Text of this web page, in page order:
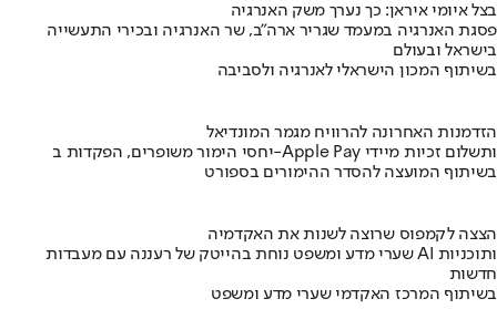
בצל איומי איראן: כך נערך משק האנרגיה
פסגת האנרגיה במעמד שגריר ארה"ב, שר האנרגיה ובכירי התעשייה
בישראל ובעולם
בשיתוף המכון הישראלי לאנרגיה ולסביבה
הזדמנות האחרונה להרוויח מגמר המונדיאל
יחסי הימור משופרים, הפקדות ב-Apple Pay ותשלום זכיות מיידי
בשיתוף המועצה להסדר ההימורים בספורט
הצצה לקמפוס שרוצה לשנות את האקדמיה
שערי מדע ומשפט נוחת בהייטק של רעננה עם מעבדות AI ותוכניות
חדשות
בשיתוף המרכז האקדמי שערי מדע ומשפט